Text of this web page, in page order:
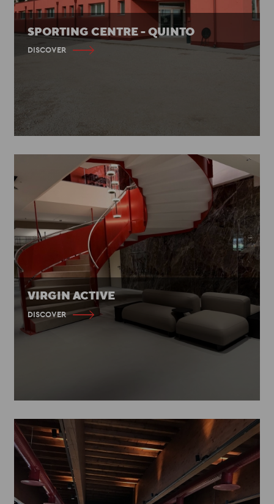
SPORTING CENTRE - QUINTO
DISCOVER
VIRGIN ACTIVE
DISCOVER